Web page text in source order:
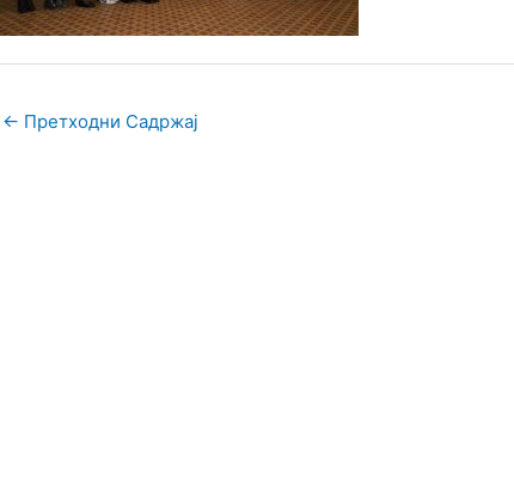
← Претходни Садржај